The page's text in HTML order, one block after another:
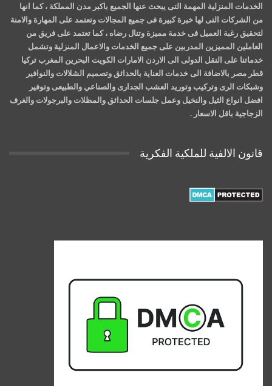
الخدمات المنزلية المهمة التى يبحث عنها الجميع باكبر مدن المملكة ، كما انها
من الشركات التى لها خبرة كبيرة فى جميع المجالات وتعتمد على المهارة والامنة
لتحقيق رغبة العميل فى خدمة مميزة وتنال رضاه ، كما تعتمد على فريق من
العاملين المميزين المدربين على جميع الخدمات والاعمال المنزلية وتشمل
خدماتنا على النقل الدولى الى الاردن الامارات الكويت البحرين المغرب تركيا
قطر مصر بالاضافة الى خدمات العناية بالحدائق وتصميم الشلالات والنوافير
وشبكات الرى وتركيب وتوريد العشب الجدارى والصناعي والطبيعى وتوفير
افضل انواع الثيل والنخيل وعمل جلسات الحدائق والمظلات والبرجولات والغرف
الزجاجية باقل الاسعار .
قانون الالفية للملكية الفكرية